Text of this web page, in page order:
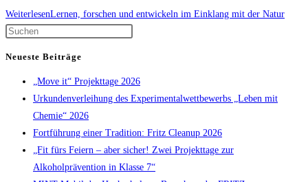
WeiterlesenLernen, forschen und entwickeln im Einklang mit der Natur
Neueste Beiträge
„Move it“ Projekttage 2026
Urkundenverleihung des Experimentalwettbewerbs „Leben mit
Chemie“ 2026
Fortführung einer Tradition: Fritz Cleanup 2026
„Fit fürs Feiern – aber sicher! Zwei Projekttage zur
Alkoholprävention in Klasse 7“